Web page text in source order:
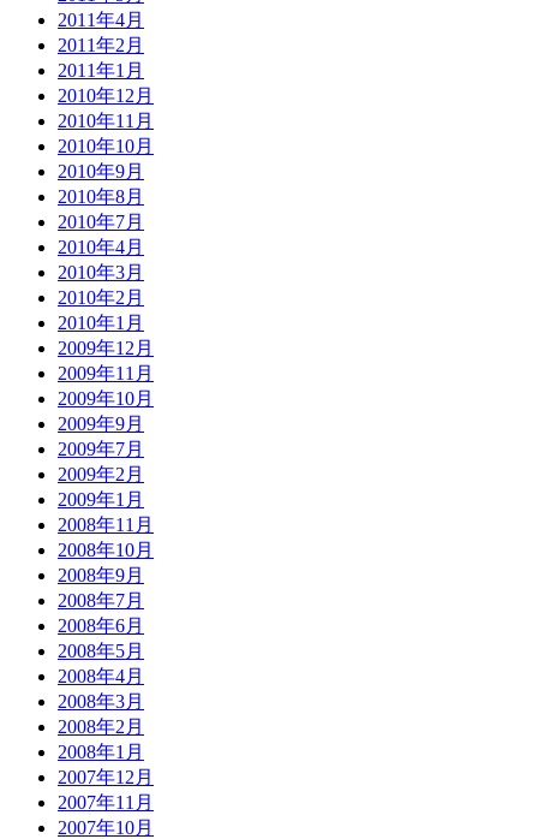
2011年4月
2011年2月
2011年1月
2010年12月
2010年11月
2010年10月
2010年9月
2010年8月
2010年7月
2010年4月
2010年3月
2010年2月
2010年1月
2009年12月
2009年11月
2009年10月
2009年9月
2009年7月
2009年2月
2009年1月
2008年11月
2008年10月
2008年9月
2008年7月
2008年6月
2008年5月
2008年4月
2008年3月
2008年2月
2008年1月
2007年12月
2007年11月
2007年10月